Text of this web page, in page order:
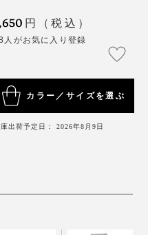
。 円（税込）
人がお気に入り登録
カラー／サイズを選ぶ
出荷予定日： 2026年8月9日